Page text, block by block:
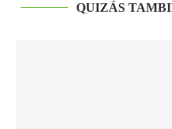
QUIZÁS